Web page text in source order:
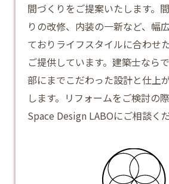
間づくりをご提案いたします。
りの改修、内装の一新など、幅
ておりライフスタイルに合わせ
ご提供しています。建築士なら
部にまでこだわった設計と仕上
します。 リフォームをご検討の
Space Design LABOにご相談く